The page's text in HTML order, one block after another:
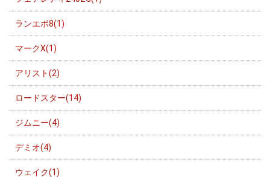
ランエボ8(1)
マークX(1)
アリスト(2)
ロードスター(14)
ジムニー(4)
デミオ(4)
ウェイク(1)